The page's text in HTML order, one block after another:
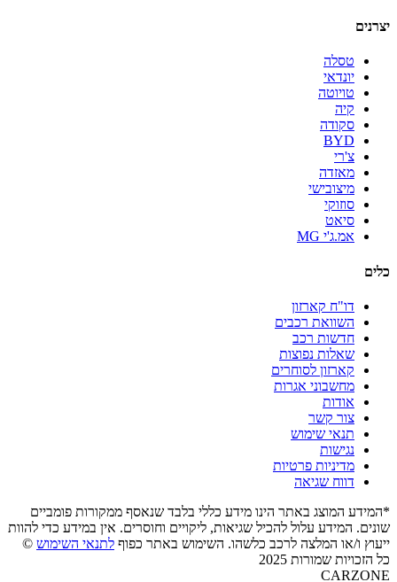
יצרנים
טסלה
יונדאי
טויוטה
קיה
סקודה
BYD
צ'רי
מאזדה
מיצובישי
סוזוקי
סיאט
אמ.ג'י MG
כלים
דו"ח קארזון
השוואת רכבים
חדשות רכב
שאלות נפוצות
קארזון לסוחרים
מחשבוני אגרות
אודות
צור קשר
תנאי שימוש
נגישות
מדיניות פרטיות
דווח שגיאה
*המידע המוצג באתר הינו מידע כללי בלבד שנאסף ממקורות פומביים
שונים. המידע עלול להכיל שגיאות, ליקויים וחוסרים. אין במידע כדי להוות
ייעוץ ו/או המלצה לרכב כלשהו. השימוש באתר כפוף לתנאי השימוש ©
כל הזכויות שמורות 2025
CARZONE